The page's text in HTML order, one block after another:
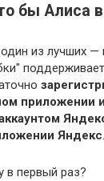
бы Алиса
из лучших —
приложении
Яндекс.
в первый раз?